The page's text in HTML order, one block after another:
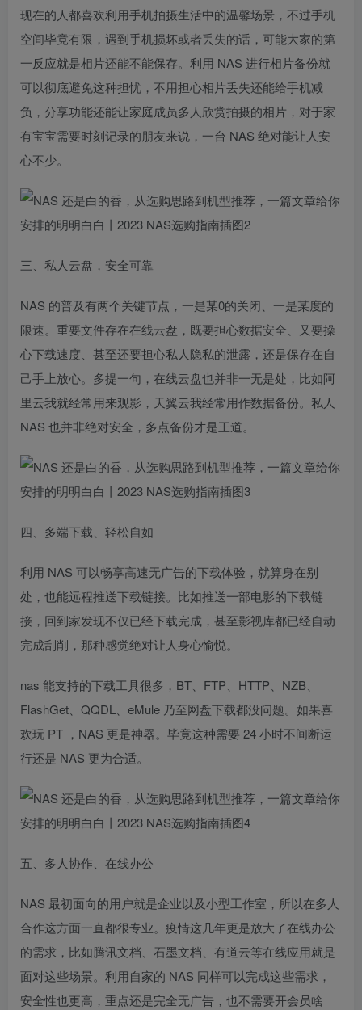
现在的人都喜欢利用手机拍摄生活中的温馨场景，不过手机
空间毕竟有限，遇到手机损坏或者丢失的话，可能大家的第
一反应就是相片还能不能保存。利用 NAS 进行相片备份就
可以彻底避免这种担忧，不用担心相片丢失还能给手机减
负，分享功能还能让家庭成员多人欣赏拍摄的相片，对于家
有宝宝需要时刻记录的朋友来说，一台 NAS 绝对能让人安
心不少。
三、私人云盘，安全可靠
NAS 的普及有两个关键节点，一是某0的关闭、一是某度的
限速。重要文件存在在线云盘，既要担心数据安全、又要操
心下载速度、甚至还要担心私人隐私的泄露，还是保存在自
己手上放心。多提一句，在线云盘也并非一无是处，比如阿
里云我就经常用来观影，天翼云我经常用作数据备份。私人
NAS 也并非绝对安全，多点备份才是王道。
四、多端下载、轻松自如
利用 NAS 可以畅享高速无广告的下载体验，就算身在别
处，也能远程推送下载链接。比如推送一部电影的下载链
接，回到家发现不仅已经下载完成，甚至影视库都已经自动
完成刮削，那种感觉绝对让人身心愉悦。
nas 能支持的下载工具很多，BT、FTP、HTTP、NZB、
FlashGet、QQDL、eMule 乃至网盘下载都没问题。如果喜
欢玩 PT ，NAS 更是神器。毕竟这种需要 24 小时不间断运
行还是 NAS 更为合适。
五、多人协作、在线办公
NAS 最初面向的用户就是企业以及小型工作室，所以在多人
合作这方面一直都很专业。疫情这几年更是放大了在线办公
的需求，比如腾讯文档、石墨文档、有道云等在线应用就是
面对这些场景。利用自家的 NAS 同样可以完成这些需求，
安全性也更高，重点还是完全无广告，也不需要开会员啥